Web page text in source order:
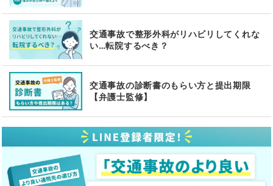
交通事故で整形外科がリハビリしてくれな
い…転院するべき？
交通事故の診断書のもらい方と提出期限
【弁護士監修】